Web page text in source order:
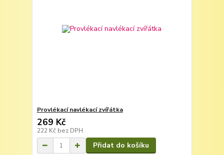
Provlékací navlékací zvířátka
269 Kč
222 Kč bez DPH
Přidat do košíku